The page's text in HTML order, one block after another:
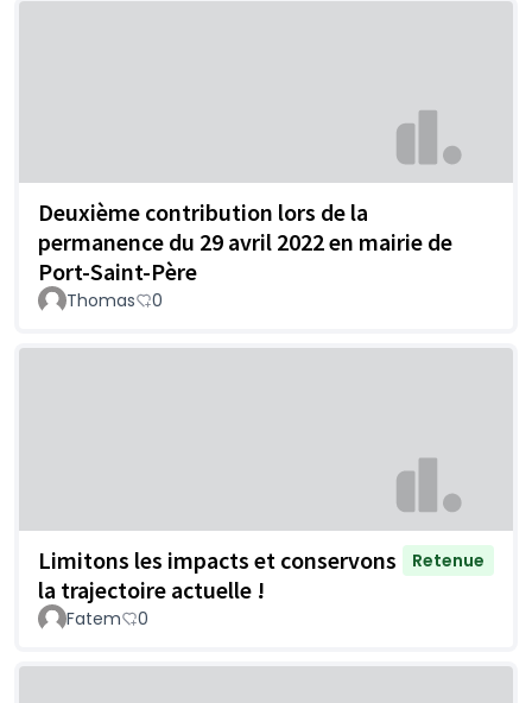
Deuxième contribution lors de la
permanence du 29 avril 2022 en mairie de
Port-Saint-Père
Thomas 0
Limitons les impacts et conservons
la trajectoire actuelle !
Retenue
Fatem 0